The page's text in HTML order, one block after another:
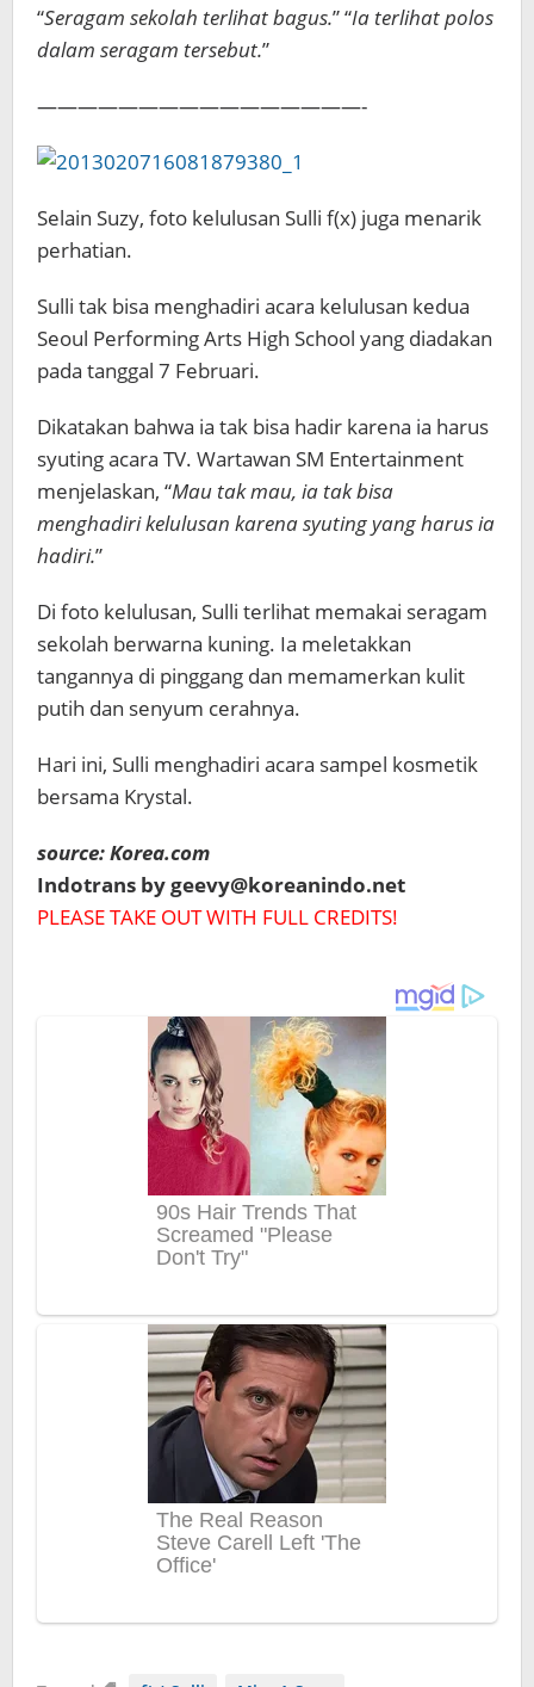
“Seragam sekolah terlihat bagus.” “Ia terlihat polos
dalam seragam tersebut.”
————————————————-
Selain Suzy, foto kelulusan Sulli f(x) juga menarik
perhatian.
Sulli tak bisa menghadiri acara kelulusan kedua
Seoul Performing Arts High School yang diadakan
pada tanggal 7 Februari.
Dikatakan bahwa ia tak bisa hadir karena ia harus
syuting acara TV. Wartawan SM Entertainment
menjelaskan, “Mau tak mau, ia tak bisa
menghadiri kelulusan karena syuting yang harus ia
hadiri.”
Di foto kelulusan, Sulli terlihat memakai seragam
sekolah berwarna kuning. Ia meletakkan
tangannya di pinggang dan memamerkan kulit
putih dan senyum cerahnya.
Hari ini, Sulli menghadiri acara sampel kosmetik
bersama Krystal.
source: Korea.com
Indotrans by geevy@koreanindo.net
PLEASE TAKE OUT WITH FULL CREDITS!